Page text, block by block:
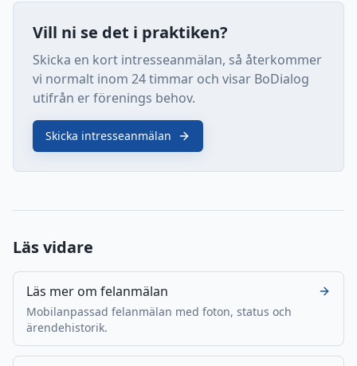
Vill ni se det i praktiken?
Skicka en kort intresseanmälan, så återkommer
vi normalt inom 24 timmar och visar BoDialog
utifrån er förenings behov.
Skicka intresseanmälan
Läs vidare
Läs mer om felanmälan
Mobilanpassad felanmälan med foton, status och
ärendehistorik.